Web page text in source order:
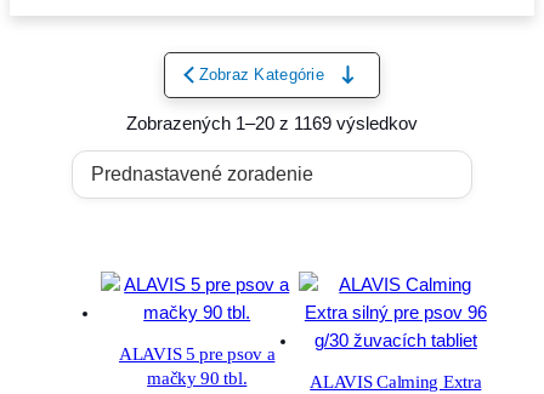
s
a
r
c
Zobraz Kategórie
Zobrazených 1–20 z 1169 výsledkov
ALAVIS 5 pre psov a
mačky 90 tbl.
ALAVIS Calming Extra